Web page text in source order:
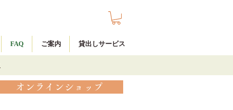
FAQ ご案内 貸出しサービス
オンラインショップ